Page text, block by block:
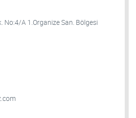
No:4/A 1.Organize San. Bölgesi